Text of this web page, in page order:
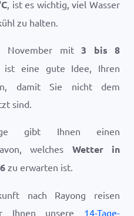
C, ist es wichtig, viel Wasser
zu halten.
November mit 3 bis 8
ist eine gute Idee, Ihren
damit Sie nicht dem
sind.
gibt Ihnen einen
welches Wetter in
zu erwarten ist.
nach Rayong reisen
Ihnen unsere 14-Tage-